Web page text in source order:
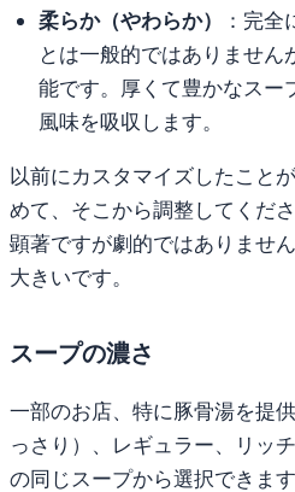
柔らか（やわらか）
：完
とは一般的ではありませ
能です。厚くて豊かなスー
風味を吸収します。
以前にカスタマイズしたこと
めて、そこから調整してくだ
顕著ですが劇的ではありませ
大きいです。
スープの濃さ
一部のお店、特に豚骨湯を提
っさり）、レギュラー、リッ
の同じスープから選択できま